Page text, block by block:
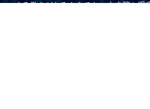
する働きがあるようです。 白内障と眼